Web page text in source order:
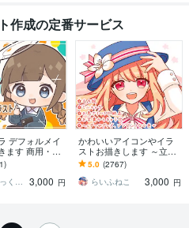
作成の定番サービス
デフォルメイ
ます 商用・似
イコン・立ち
動などに！
あんみっくす。
3,000 円
かわいいアイコンやイラ
ストお描きします ～立ち
絵、ミニキャラ、お急ぎ3
日、塗り込み追加オプシ
ョン等～
5.0 (2767)
らいふねこ
3,000 円